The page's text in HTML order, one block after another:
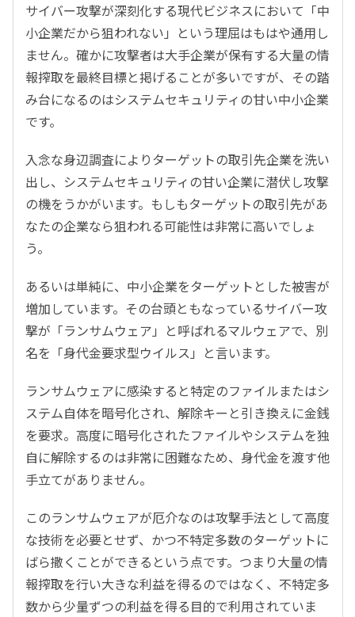
サイバー攻撃が深刻化する現代ビジネスにおいて「中
小企業だから狙われない」という理屈はもはや通用し
ません。確かに攻撃者は大手企業が保有する大量の情
報搾取を最終目標と掲げることが多いですが、その踏
み台になるのはシステムセキュリティの甘い中小企業
です。
入念な身辺調査によりターゲットの取引先企業を洗い
出し、システムセキュリティの甘い企業に潜伏し攻撃
の機をうかがいます。もしもターゲットの取引先があ
なたの企業なら狙われる可能性は非常に高いでしょ
う。
あるいは単純に、中小企業をターゲットとした被害が
増加しています。その台頭ともなっているサイバー攻
撃が「ランサムウェア」と呼ばれるマルウェアで、別
名を「身代金要求型ウイルス」と言います。
ランサムウェアに感染すると特定のファイルまたはシ
ステム自体を暗号化され、解除キーと引き換えに金銭
を要求。高度に暗号化されたファイルやシステムを独
自に解除するのは非常に困難なため、身代金を渡す他
手立てがありません。
このランサムウェアが厄介なのは攻撃手法として高度
な技術を必要とせず、かつ不特定多数のターゲットに
ばら撒くことができるという点です。つまり大量の情
報搾取を行い大きな利益を得るのではなく、不特定多
数から少量ずつの利益を得る目的で利用されていま